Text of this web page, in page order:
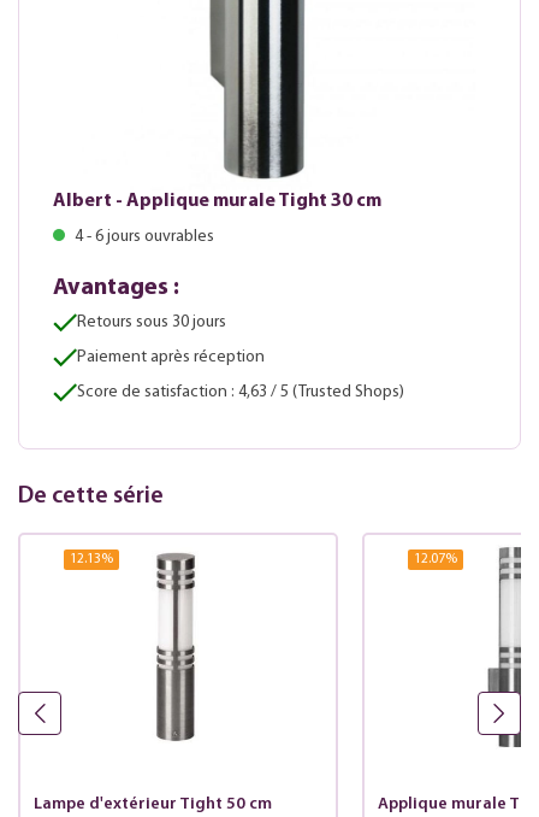
Albert - Applique murale Tight 30 cm
4 - 6 jours ouvrables
Avantages :
Retours sous 30 jours
Paiement après réception
Score de satisfaction : 4,63 / 5 (Trusted Shops)
De cette série
12.13%
Lampe d'extérieur Tight 50 cm
12.07%
Applique murale